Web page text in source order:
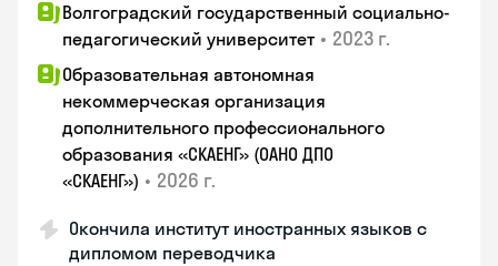
Волгоградский государственный социально-
педагогический университет • 2023 г.
Образовательная автономная
некоммерческая организация
дополнительного профессионального
образования «СКАЕНГ» (ОАНО ДПО
«СКАЕНГ») • 2026 г.
Окончила институт иностранных языков с
дипломом переводчика